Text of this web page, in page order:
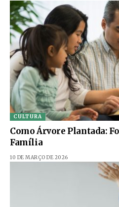
CULTURA
Como Árvore Plantada:
Família
10 DE MARÇO DE 2026